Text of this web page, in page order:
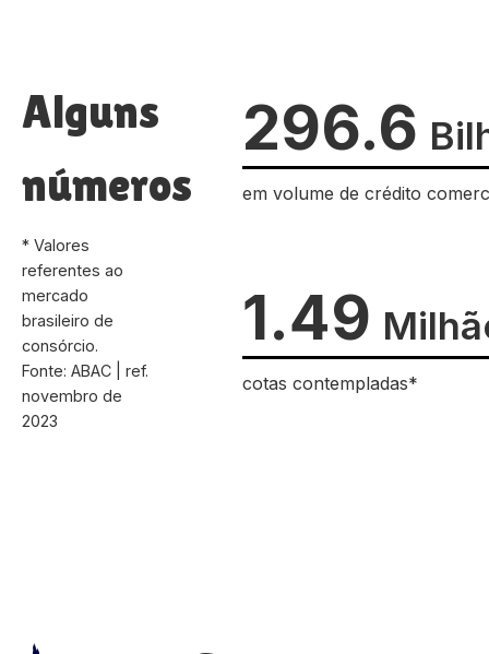
Alguns
números
* Valores
referentes ao
mercado
brasileiro de
consórcio.
Fonte: ABAC | ref.
novembro de
2023
296.6
em volume de crédito
1.49
cotas contempladas*